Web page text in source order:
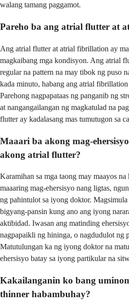
walang tamang paggamot.
Pareho ba ang atrial flutter at
Ang atrial flutter at atrial fibrillation ay
magkaibang mga kondisyon. Ang atrial
regular na pattern na may tibok ng puso
kada minuto, habang ang atrial
Parehong nagpapataas ng panganib ng
at nangangailangan ng magkatulad na
flutter ay kadalasang mas tumutugon sa
Maaari ba akong mag-
akong atrial flutter?
Karamihan sa mga taong may maayos
maaaring mag-ehersisyo nang ligtas,
ng pahintulot sa iyong doktor. Magsimula
bigyang-pansin kung ano ang iyong
aktibidad. Iwasan ang matinding
nagpapaikli ng hininga, o nagdudulot ng
Matutulungan ka ng iyong doktor na
ehersisyo batay sa iyong partikular na
Kakailanganin ko bang
thinner habambuhay?